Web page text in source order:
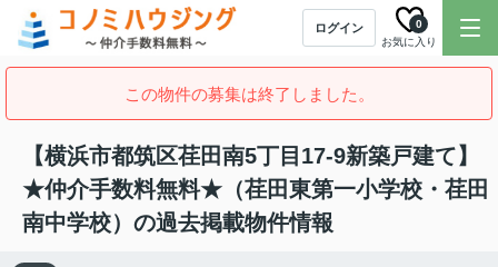
ログイン
お気に入り
0
この物件の募集は終了しました。
【横浜市都筑区荏田南5丁目17-9新築戸建て】
★仲介手数料無料★（荏田東第一小学校・荏田
南中学校）の過去掲載物件情報